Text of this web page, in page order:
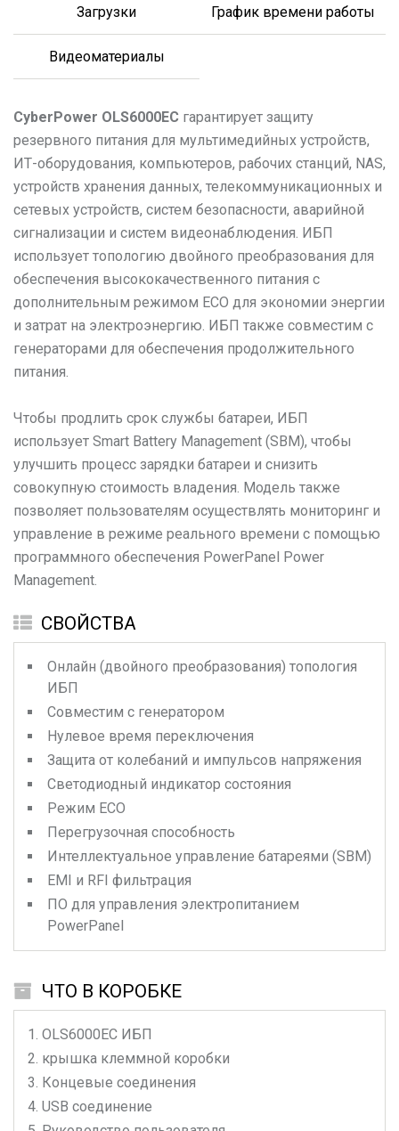
Загрузки График времени работы
Видеоматериалы
CyberPower OLS6000EC гарантирует защиту
резервного питания для мультимедийных устройств,
ИТ-оборудования, компьютеров, рабочих станций, NAS,
устройств хранения данных, телекоммуникационных и
сетевых устройств, систем безопасности, аварийной
сигнализации и систем видеонаблюдения. ИБП
использует топологию двойного преобразования для
обеспечения высококачественного питания с
дополнительным режимом ECO для экономии энергии
и затрат на электроэнергию. ИБП также совместим с
генераторами для обеспечения продолжительного
питания.
Чтобы продлить срок службы батареи, ИБП
использует Smart Battery Management (SBM), чтобы
улучшить процесс зарядки батареи и снизить
совокупную стоимость владения. Модель также
позволяет пользователям осуществлять мониторинг и
управление в режиме реального времени с помощью
программного обеспечения PowerPanel Power
СВОЙСТВА
Онлайн (двойного преобразования) топология
ИБП
Совместим с генератором
Нулевое время переключения
Защита от колебаний и импульсов напряжения
Светодиодный индикатор состояния
Режим ECO
Перегрузочная способность
Интеллектуальное управление батареями (SBM)
EMI и RFI фильтрация
ПО для управления электропитанием
PowerPanel
ЧТО В КОРОБКЕ
OLS6000EC ИБП
крышка клеммной коробки
Концевые соединения
USB соединение